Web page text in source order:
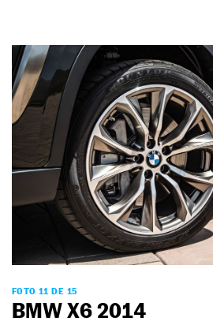
FOTO 11 DE 15
BMW X6 2014